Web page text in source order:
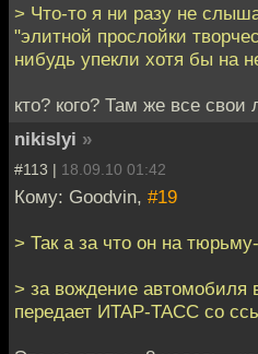
> Что-то я ни разу не
"элитной прослойки
нибудь упекли хотя бы на
кто? кого? Там же все свои
nikislyi »
#113 | 18.09.10 01:42
Кому: Goodvin, #19
> Так а за что он на
> за вождение автомобиля
передает ИТАР-ТАСС со